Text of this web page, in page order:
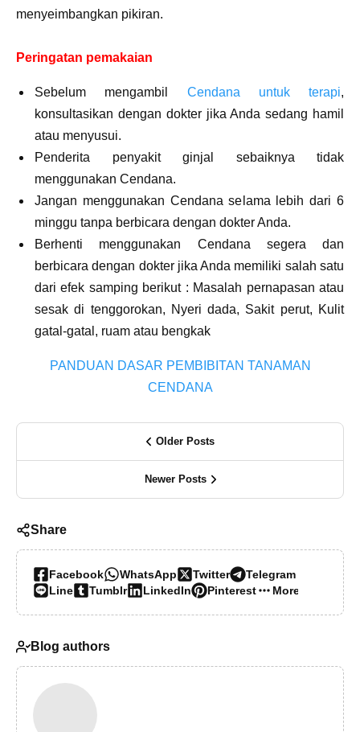
menyeimbangkan pikiran.
Peringatan pemakaian
Sebelum mengambil Cendana untuk terapi,
konsultasikan dengan dokter jika Anda sedang hamil
atau menyusui.
Penderita penyakit ginjal sebaiknya tidak
menggunakan Cendana.
Jangan menggunakan Cendana selama lebih dari 6
minggu tanpa berbicara dengan dokter Anda.
Berhenti menggunakan Cendana segera dan
berbicara dengan dokter jika Anda memiliki salah satu
dari efek samping berikut : Masalah pernapasan atau
sesak di tenggorokan, Nyeri dada, Sakit perut, Kulit
gatal-gatal, ruam atau bengkak
PANDUAN DASAR PEMBIBITAN TANAMAN
CENDANA
Older Posts
Newer Posts
Share
Facebook WhatsApp Twitter
Telegram
Line
Tumblr LinkedIn Pinterest More…
Blog authors